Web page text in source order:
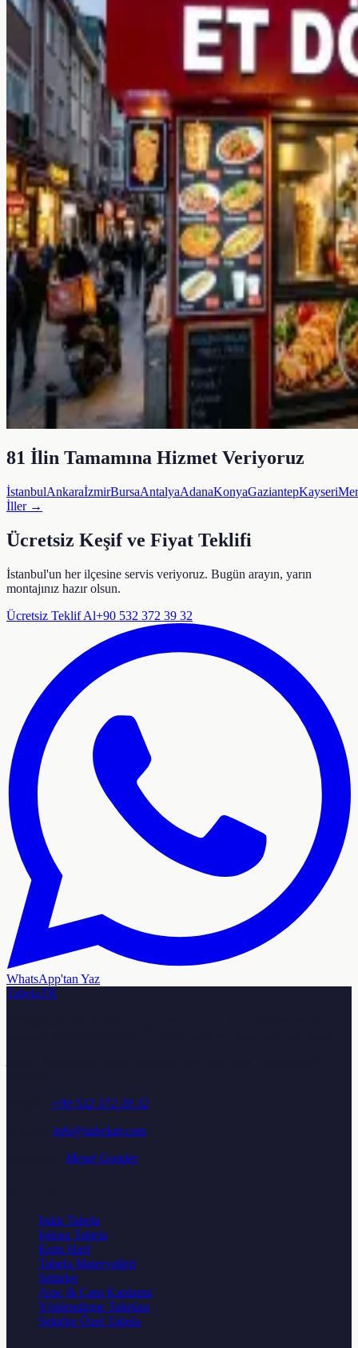
81 İlin Tamamına Hizmet Veriyoruz
İstanbulAnkaraİzmirBursaAntalyaAdanaKonyaGaziantepKayseri
İller →
Ücretsiz Keşif ve Fiyat Teklifi
İstanbul'un her ilçesine servis veriyoruz. Bugün arayın, yarın
montajınız hazır olsun.
Ücretsiz Teklif Al+90 532 372 39 32
WhatsApp'tan Yaz
TabelaTR
+90 532 372 39 32
info@tabelatr.com
Mesaj Gonder
Işıklı Tabela
Işıksız Tabela
Kutu Harf
Tabela Materyalleri
Şehirler
Araç & Cam Kaplama
Yönlendirme Tabelası
Sektöre Özel Tabela